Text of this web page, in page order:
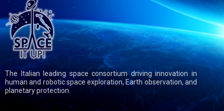
The Italian leading space consortium driving innovation in
human and robotic space exploration, Earth observation, and
planetary protection.